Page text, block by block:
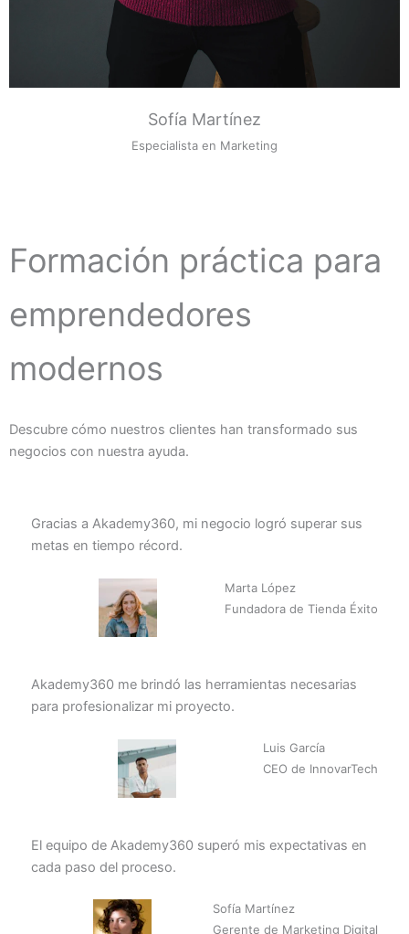
Sofía Martínez
Especialista en Marketing
Formación práctica para
emprendedores
modernos
Descubre cómo nuestros clientes han transformado sus
negocios con nuestra ayuda.
Gracias a Akademy360, mi negocio logró superar sus
metas en tiempo récord.
Marta López
Fundadora de Tienda Éxito
Akademy360 me brindó las herramientas necesarias
para profesionalizar mi proyecto.
Luis García
CEO de InnovarTech
El equipo de Akademy360 superó mis expectativas en
cada paso del proceso.
Sofía Martínez
Gerente de Marketing Digital